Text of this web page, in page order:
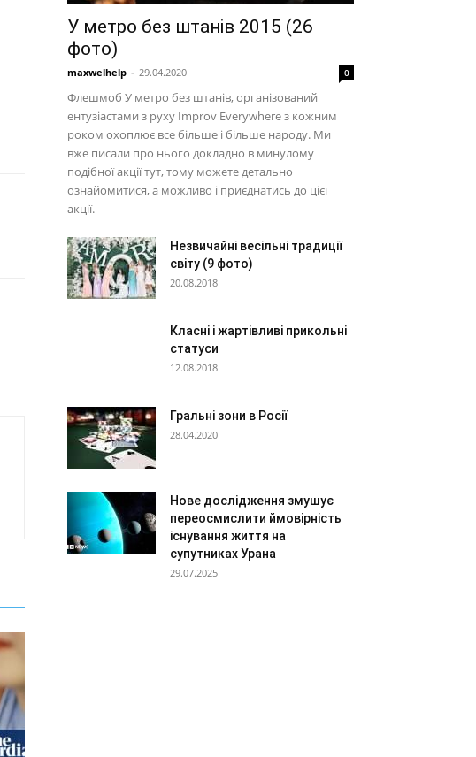
У метро без штанів 2015 (26
фото)
maxwelhelp - 29.04.2020 0
Флешмоб У метро без штанів, організований
ентузіастами з руху Improv Everywhere з кожним
роком охоплює все більше і більше народу. Ми
вже писали про нього докладно в минулому
подібної акції тут, тому можете детально
ознайомитися, а можливо і приєднатись до цієї
акції.
Незвичайні весільні традиції
світу (9 фото)
20.08.2018
Класні і жартівливі прикольні
статуси
12.08.2018
Гральні зони в Росії
28.04.2020
Нове дослідження змушує
переосмислити ймовірність
існування життя на
супутниках Урана
29.07.2025